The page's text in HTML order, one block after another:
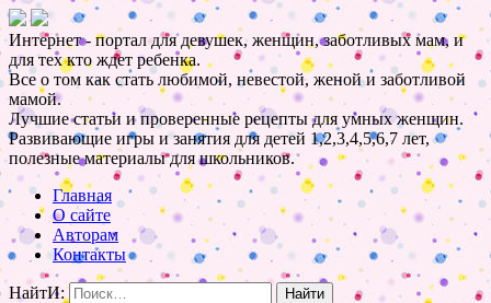
Интернет - портал для девушек, женщин, заботливых мам, и
для тех кто ждет ребенка.
Все о том как стать любимой, невестой, женой и заботливой
мамой.
Лучшие статьи и проверенные рецепты для умных женщин.
Развивающие игры и занятия для детей 1,2,3,4,5,6,7 лет,
полезные материалы для школьников.
Главная
О сайте
Авторам
Контакты
НайтИ: